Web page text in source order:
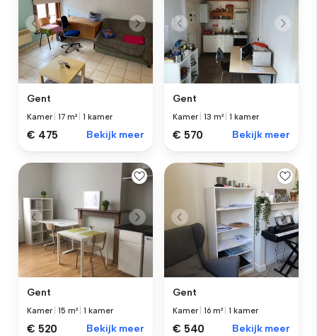
Gent
Kamer |17 m² |1 kamer
€ 475 Bekijk meer
Gent
Kamer |13 m² |1 kamer
€ 570 Bekijk meer
Gent
Kamer |15 m² |1 kamer
€ 520 Bekijk meer
Gent
Kamer |16 m² |1 kamer
€ 540 Bekijk meer